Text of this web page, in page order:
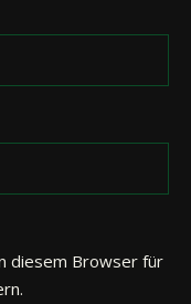
diesem Browser für